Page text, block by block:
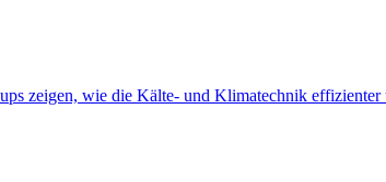
zeigen, wie die Kälte- und Klimatechnik effizienter